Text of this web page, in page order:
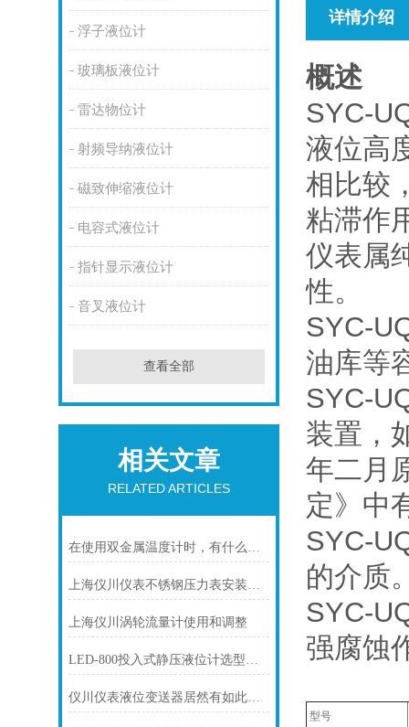
浮子液位计
玻璃板液位计
雷达物位计
射频导纳液位计
磁致伸缩液位计
电容式液位计
指针显示液位计
音叉液位计
查看全部
相关文章
RELATED ARTICLES
在使用双金属温度计时，有什么地方需要注意的呢？
上海仪川仪表不锈钢压力表安装注意事项
上海仪川涡轮流量计使用和调整
LED-800投入式静压液位计选型及使用过程中的问题
仪川仪表液位变送器居然有如此之多的特点
详情介绍
概述
SYC-
液位高
相比较
粘滞作
仪表属
性。
SYC-
油库等
SYC-
装置，
年二月
定》中
SYC-
的介质
SYC-
强腐蚀
型号